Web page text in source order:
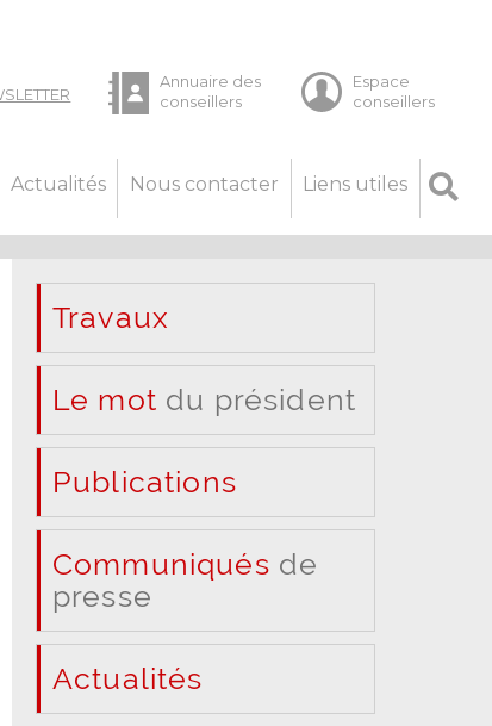
Actualités Nous contacter Liens utiles
Travaux
Le mot du président
Publications
Communiqués de
presse
Actualités